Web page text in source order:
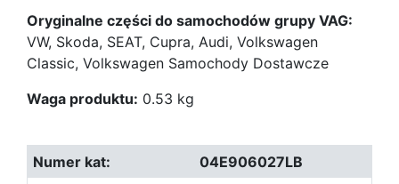
Oryginalne części do samochodów grupy VAG:
VW, Skoda, SEAT, Cupra, Audi, Volkswagen
Classic, Volkswagen Samochody Dostawcze
Waga produktu: 0.53 kg
04E906027LB